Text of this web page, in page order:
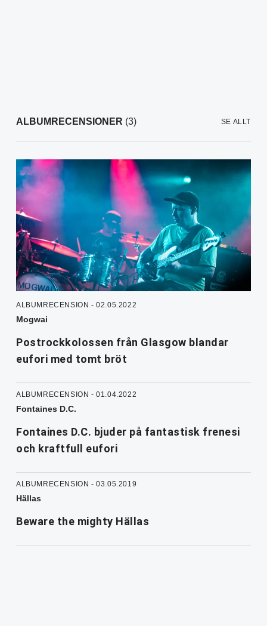
ALBUMRECENSIONER (3) SE ALLT
ALBUMRECENSION - 02.05.2022
Mogwai
Postrockkolossen från Glasgow blandar
eufori med tomt bröt
ALBUMRECENSION - 01.04.2022
Fontaines D.C.
Fontaines D.C. bjuder på fantastisk frenesi
och kraftfull eufori
ALBUMRECENSION - 03.05.2019
Hällas
Beware the mighty Hällas